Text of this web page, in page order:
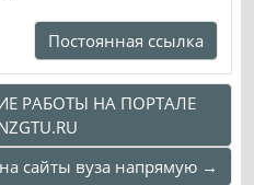
Постоянная ссылка
РАБОТЫ НА ПОРТАЛЕ
сайты вуза напрямую →